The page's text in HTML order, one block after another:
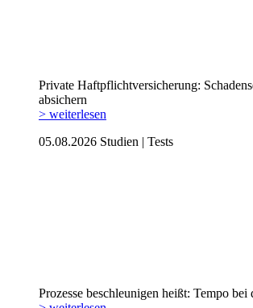
Private Haftpflicht­versicherung:
absichern
> weiterlesen
05.08.2026 Studien | Tests
Prozesse beschleunigen heißt: Tempo